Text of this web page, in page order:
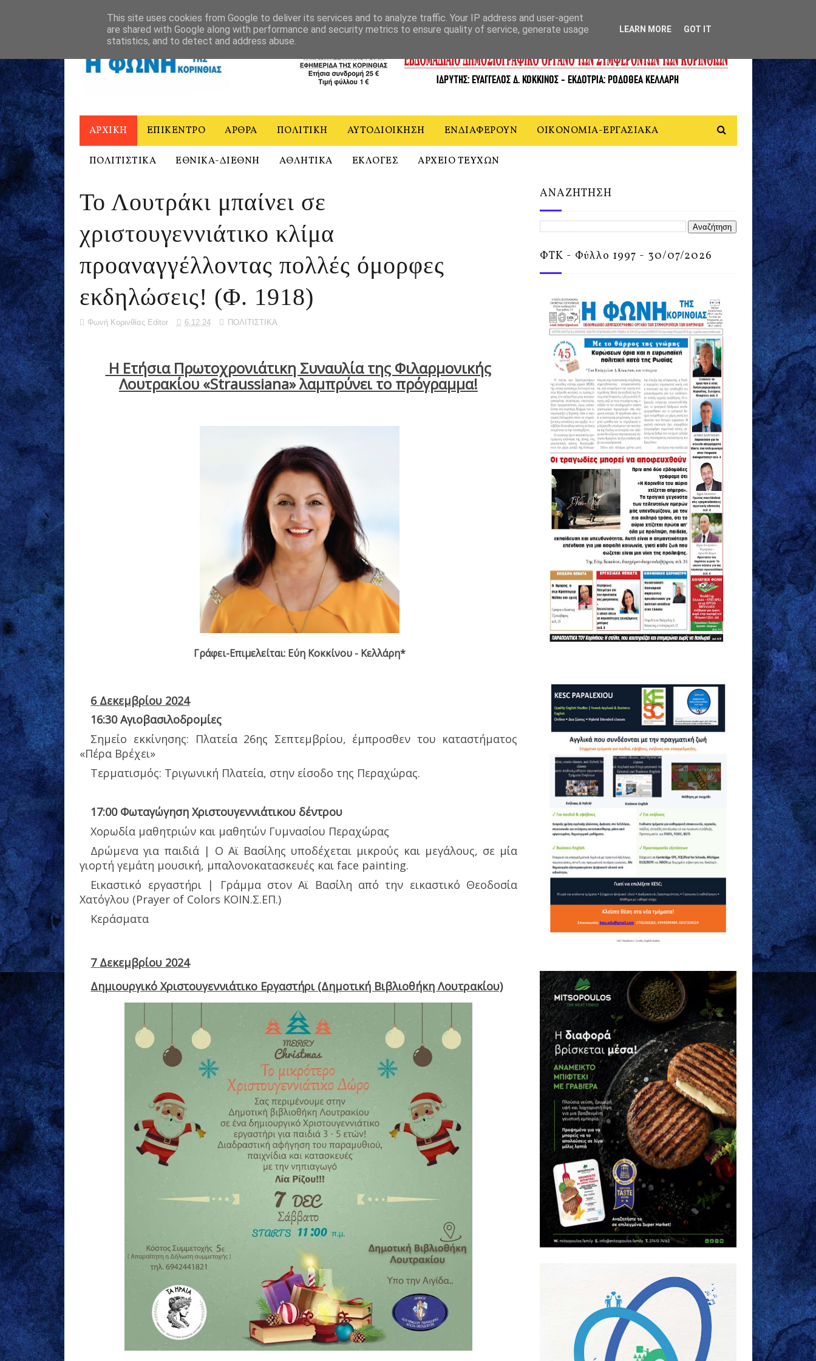
Η ΦΩΝΗ ΤΗΣ ΚΟΡΙΝΘΙΑΣ - ΙΣΤΟΡΙΚΟ ΕΠΙΚΟΙΝΩΝΙΑ
ΑΡΧΙΚΗ ΕΠΙΚΕΝΤΡΟ ΑΡΘΡΑ ΠΟΛΙΤΙΚΗ ΑΥΤΟΔΙΟΙΚΗΣΗ ΕΝΔΙΑΦΕΡΟΥΝ ΟΙΚΟΝΟΜΙΑ-ΕΡΓΑΣΙΑΚΑ
ΠΟΛΙΤΙΣΤΙΚΑ ΕΘΝΙΚΑ-ΔΙΕΘΝΗ ΑΘΛΗΤΙΚΑ ΕΚΛΟΓΕΣ ΑΡΧΕΙΟ ΤΕΥΧΩΝ
Το Λουτράκι μπαίνει σε
χριστουγεννιάτικο κλίμα
προαναγγέλλοντας πολλές όμορφες
εκδηλώσεις! (Φ. 1918)
Φωνή Κορινθίας Editor 6.12.24 ΠΟΛΙΤΙΣΤΙΚΑ
Η Ετήσια Πρωτοχρονιάτικη Συναυλία της Φιλαρμονικής
Λουτρακίου «Straussiana» λαμπρύνει το πρόγραμμα!
Γράφει-Επιμελείται: Εύη Κοκκίνου - Κελλάρη*
6 Δεκεμβρίου 2024
16:30Αγιοβασιλοδρομίες
Σημείο εκκίνησης: Πλατεία 26ης Σεπτεμβρίου, έμπροσθεν του καταστήματος
«Πέρα Βρέχει»
Τερματισμός: Τριγωνική Πλατεία, στην είσοδο της Περαχώρας.
17:00Φωταγώγηση Χριστουγεννιάτικου δέντρου
Χορωδία μαθητριών και μαθητών Γυμνασίου Περαχώρας
Δρώμενα για παιδιά | Ο Αϊ Βασίλης υποδέχεται μικρούς και μεγάλους, σε μία
γιορτή γεμάτη μουσική, μπαλονοκατασκευές και face painting.
Εικαστικό εργαστήρι | Γράμμα στον Αϊ Βασίλη από την εικαστικό Θεοδοσία
Χατόγλου (Prayer of Colors ΚΟΙΝ.Σ.ΕΠ.)
Κεράσματα
7 Δεκεμβρίου 2024
Δημιουργικό Χριστουγεννιάτικο Εργαστήρι (Δημοτική Βιβλιοθήκη Λουτρακίου)
ΑΝΑΖΗΤΗΣΗ
ΦΤΚ - Φύλλο 1997 - 30/07/2026
This site uses cookies from Google to deliver its services and to analyze traffic. Your IP address and user-agent
are shared with Google along with performance and security metrics to ensure quality of service, generate usage
statistics, and to detect and address abuse.
LEARN MORE GOT IT